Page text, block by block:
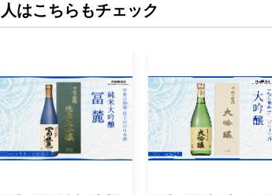
はこちらもチェック